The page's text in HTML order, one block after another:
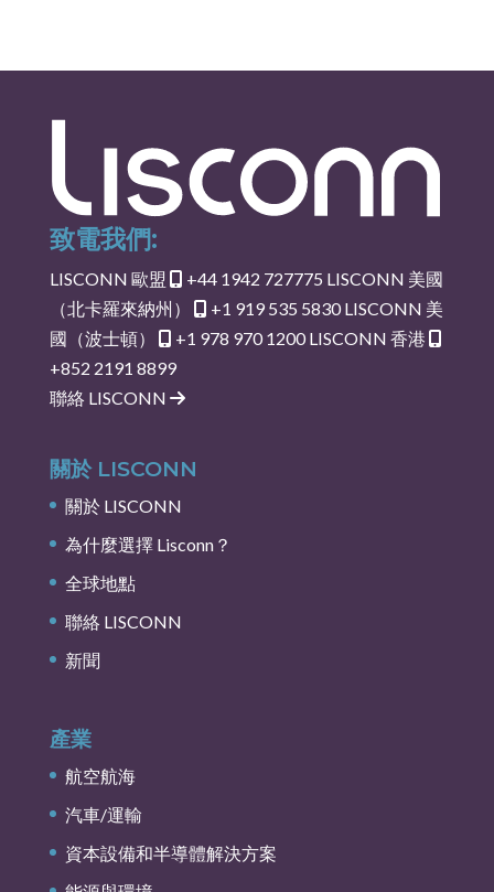
致電我們:
LISCONN 歐盟 +44 1942 727775 LISCONN 美國
（北卡羅來納州）
+1 919 535 5830LISCONN 美
國（波士頓）
+1 978 970 1200LISCONN 香港
+852 2191 8899
聯絡 LISCONN
關於 LISCONN
關於 LISCONN
為什麼選擇 Lisconn？
全球地點
聯絡 LISCONN
新聞
產業
航空航海
汽車/運輸
資本設備和半導體解決方案